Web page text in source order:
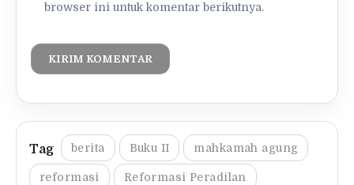
browser ini untuk komentar berikutnya.
berita Buku II mahkamah agung
reformasi Reformasi Peradilan